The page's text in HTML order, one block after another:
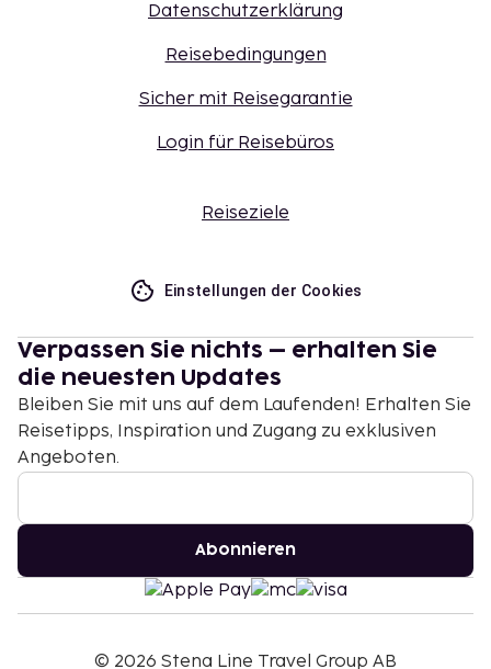
Datenschutzerklärung
Reisebedingungen
Sicher mit Reisegarantie
Login für Reisebüros
Reiseziele
Einstellungen der Cookies
Verpassen Sie nichts – erhalten Sie
die neuesten Updates
Bleiben Sie mit uns auf dem Laufenden! Erhalten Sie
Reisetipps, Inspiration und Zugang zu exklusiven
Angeboten.
Abonnieren
© 2026 Stena Line Travel Group AB